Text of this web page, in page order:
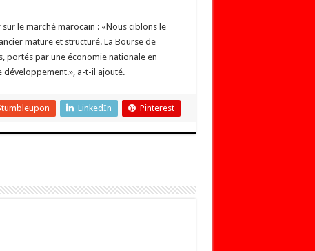
le marché marocain : «Nous ciblons le
mature et structuré. La Bourse de
portés par une économie nationale en
développement.», a-t-il ajouté.
LinkedIn Pinterest